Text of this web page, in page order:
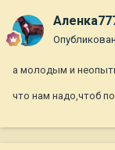
а молодым и
что нам надо,чтоб